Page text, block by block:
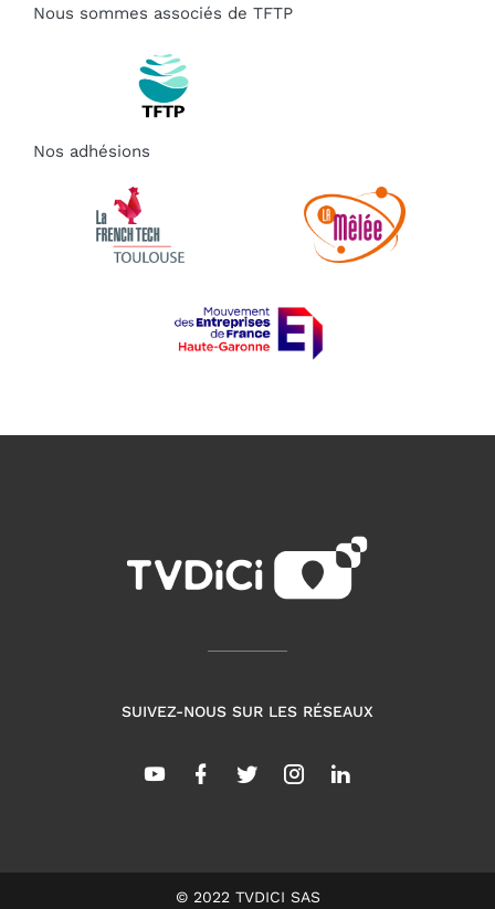
Nous sommes associés de TFTP
Nos adhésions
SUIVEZ-NOUS SUR LES RÉSEAUX
© 2022 TVDICI SAS